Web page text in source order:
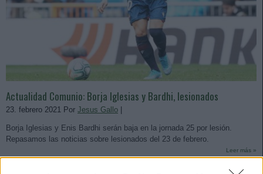
Actualidad Comunio: Borja Iglesias y Bardhi, lesionados
23. febrero 2021 Por Jesus Gallo |
Borja Iglesias y Enis Bardhi serán baja en la jornada 25 por lesión.
Repasamos las noticias sobre lesionados del 23 de febrero.
Leer más »